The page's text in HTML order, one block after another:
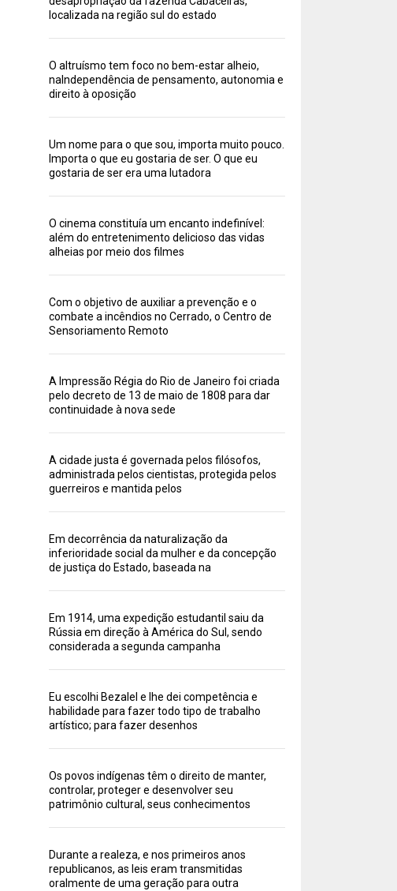
localizada na região sul do estado
O altruísmo tem foco no bem-estar alheio,
naIndependência de pensamento, autonomia e
direito à oposição
Um nome para o que sou, importa muito pouco.
Importa o que eu gostaria de ser. O que eu
gostaria de ser era uma lutadora
O cinema constituía um encanto indefinível:
além do entretenimento delicioso das vidas
alheias por meio dos filmes
Com o objetivo de auxiliar a prevenção e o
combate a incêndios no Cerrado, o Centro de
Sensoriamento Remoto
A Impressão Régia do Rio de Janeiro foi criada
pelo decreto de 13 de maio de 1808 para dar
continuidade à nova sede
A cidade justa é governada pelos filósofos,
administrada pelos cientistas, protegida pelos
guerreiros e mantida pelos
Em decorrência da naturalização da
inferioridade social da mulher e da concepção
de justiça do Estado, baseada na
Em 1914, uma expedição estudantil saiu da
Rússia em direção à América do Sul, sendo
considerada a segunda campanha
Eu escolhi Bezalel e lhe dei competência e
habilidade para fazer todo tipo de trabalho
artístico; para fazer desenhos
Os povos indígenas têm o direito de manter,
controlar, proteger e desenvolver seu
patrimônio cultural, seus conhecimentos
Durante a realeza, e nos primeiros anos
republicanos, as leis eram transmitidas
oralmente de uma geração para outra